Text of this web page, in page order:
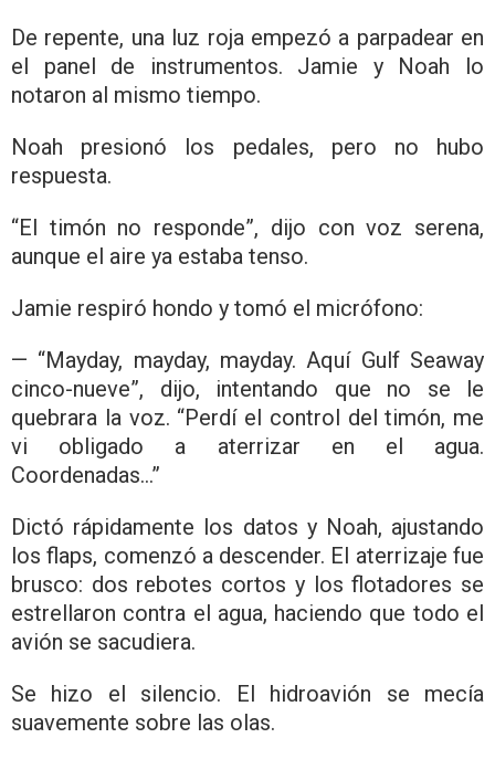
De repente, una luz roja empezó a parpadear en
el panel de instrumentos. Jamie y Noah lo
notaron al mismo tiempo.
Noah presionó los pedales, pero no hubo
respuesta.
“El timón no responde”, dijo con voz serena,
aunque el aire ya estaba tenso.
Jamie respiró hondo y tomó el micrófono:
— “Mayday, mayday, mayday. Aquí Gulf Seaway
cinco-nueve”, dijo, intentando que no se le
quebrara la voz. “Perdí el control del timón, me
vi obligado a aterrizar en el agua.
Coordenadas…”
Dictó rápidamente los datos y Noah, ajustando
los flaps, comenzó a descender. El aterrizaje fue
brusco: dos rebotes cortos y los flotadores se
estrellaron contra el agua, haciendo que todo el
avión se sacudiera.
Se hizo el silencio. El hidroavión se mecía
suavemente sobre las olas.